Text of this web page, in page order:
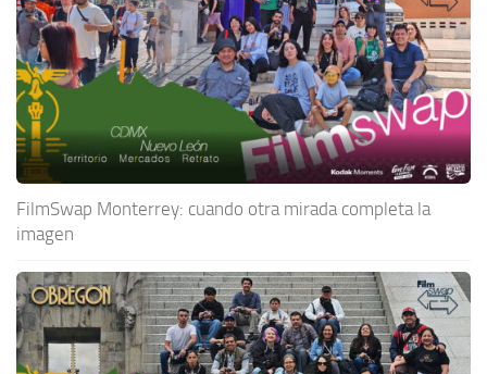
FilmSwap Monterrey: cuando otra mirada completa la
imagen